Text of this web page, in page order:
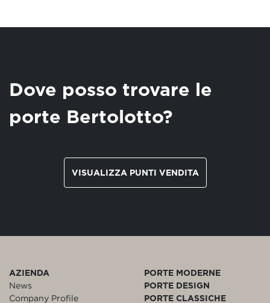
Dove posso trovare le
porte Bertolotto?
VISUALIZZA PUNTI VENDITA
AZIENDA
News
Company Profile
PORTE MODERNE
PORTE DESIGN
PORTE CLASSICHE